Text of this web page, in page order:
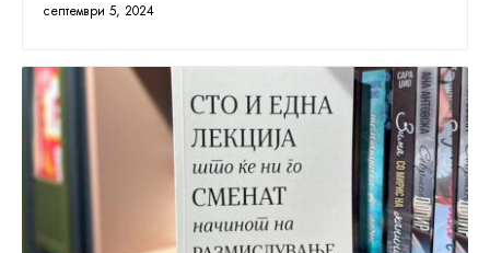
септември 5, 2024